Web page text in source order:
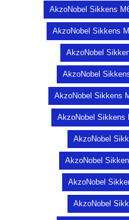
AkzoNobel Sikkens
AkzoNobel Sikkens
AkzoNobel
AkzoNobel
AkzoNobel Sikkens
AkzoNobel Sikkens
AkzoNobel
AkzoNobel
AkzoNobel
AkzoNobel